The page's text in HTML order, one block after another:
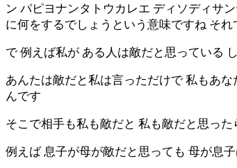
ン パピヨナンタトウカレエ ディソディサ
に何をするでしょうという意味ですね そ
で 例えば私が ある人は敵だと思っている
あんたは敵だと私は言っただけで 私もあ
んです
そこで相手も私も敵だと 私も敵だと思っ
例えば 息子が母が敵だと思っても 母が息